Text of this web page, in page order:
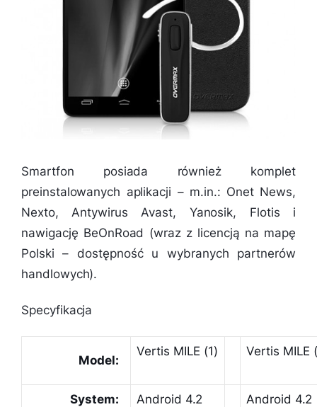
Smartfon posiada również komplet
preinstalowanych aplikacji – m.in.: Onet News,
Nexto, Antywirus Avast, Yanosik, Flotis i
nawigację BeOnRoad (wraz z licencją na mapę
Polski – dostępność u wybranych partnerów
handlowych).
Specyfikacja
Model:
Vertis MILE (1) Vertis MILE
System: Android 4.2 Android 4.2